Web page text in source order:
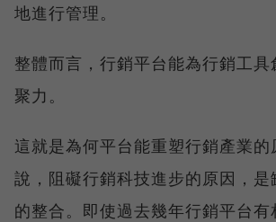
地進行管理。
整體而言，行銷平台能為行銷工具
聚力。
這就是為何平台能重塑行銷產業的
說，阻礙行銷科技進步的原因，是
的整合。即使過去幾年行銷平台有